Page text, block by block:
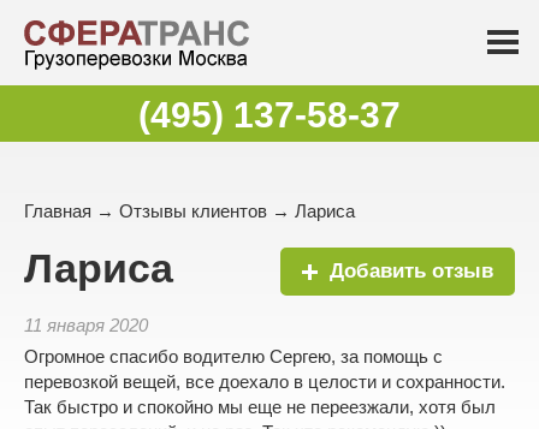
(495) 137-58-37
Главная → Отзывы клиентов → Лариса
Лариса Добавить отзыв
11 января 2020
Огромное спасибо водителю Сергею, за помощь с
перевозкой вещей, все доехало в целости и сохранности.
Так быстро и спокойно мы еще не переезжали, хотя был